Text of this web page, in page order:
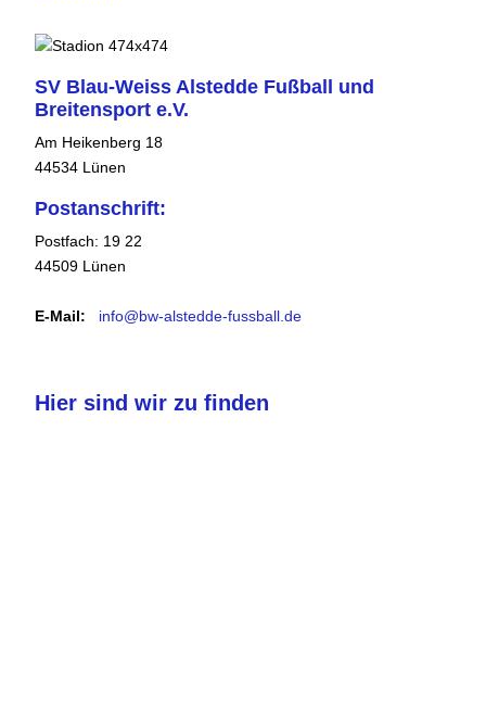
SV Blau-Weiss Alstedde Fußball und
Breitensport e.V.
Am Heikenberg 18
44534 Lünen
Postanschrift:
Postfach: 19 22
44509 Lünen
E-Mail: info@bw-alstedde-fussball.de
Hier sind wir zu finden